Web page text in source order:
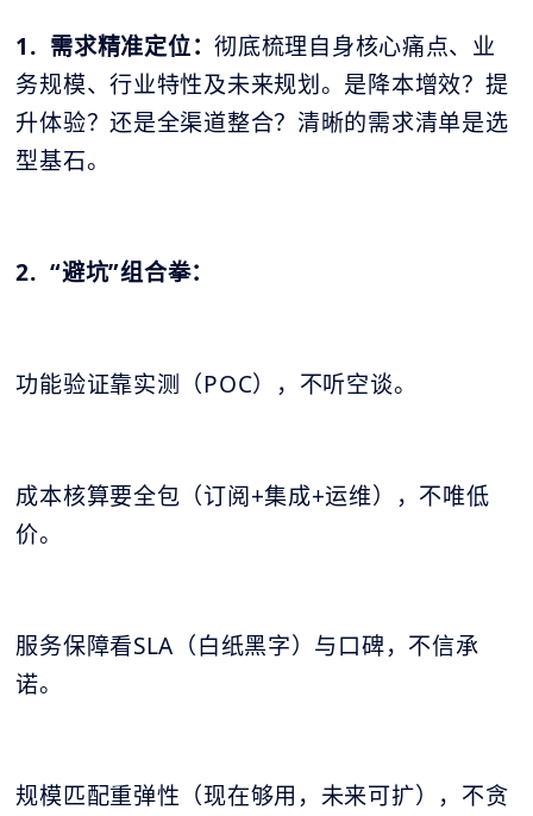
1. 需求精准定位：彻底梳理自身核心痛点、业
务规模、行业特性及未来规划。是降本增效？提
升体验？还是全渠道整合？清晰的需求清单是选
型基石。
2. “避坑”组合拳：
功能验证靠实测（POC），不听空谈。
成本核算要全包（订阅+集成+运维），不唯低
价。
服务保障看SLA（白纸黑字）与口碑，不信承
诺。
规模匹配重弹性（现在够用，未来可扩），不贪